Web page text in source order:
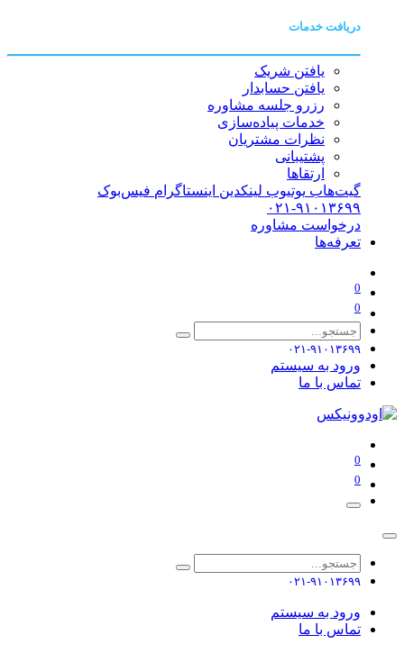
دریافت خدمات
یافتن شریک
یافتن حسابدار
رزرو جلسه مشاوره
خدمات پیاده‌سازی
نظرات مشتریان
پشتیبانی
ارتقاها
گیت‌هاب یوتیوب لینکدین اینستاگرام فیس‌بوک
۰۲۱-۹۱۰۱۳۶۹۹
درخواست مشاوره
تعرفه‌ها
0
0
۰۲۱-۹۱۰۱۳۶۹۹
ورود به سیستم
تماس با ما
0
0
۰۲۱-۹۱۰۱۳۶۹۹
ورود به سیستم
تماس با ما